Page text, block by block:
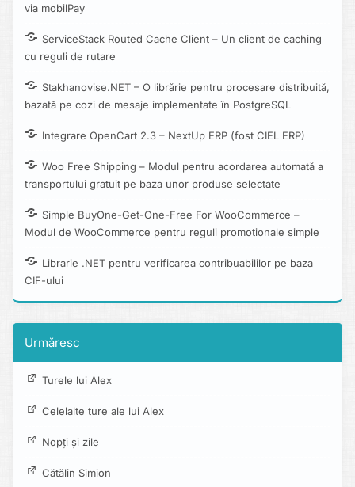
via mobilPay
ServiceStack Routed Cache Client – Un client de caching
cu reguli de rutare
Stakhanovise.NET – O librărie pentru procesare distribuită,
bazată pe cozi de mesaje implementate în PostgreSQL
Integrare OpenCart 2.3 – NextUp ERP (fost CIEL ERP)
Woo Free Shipping – Modul pentru acordarea automată a
transportului gratuit pe baza unor produse selectate
Simple BuyOne-Get-One-Free For WooCommerce –
Modul de WooCommerce pentru reguli promotionale simple
Librarie .NET pentru verificarea contribuabililor pe baza
CIF-ului
Urmăresc
Turele lui Alex
Celelalte ture ale lui Alex
Nopți și zile
Cătălin Simion